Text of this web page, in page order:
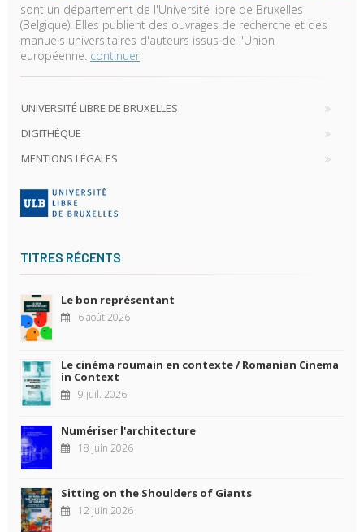
sont un département de l'Université libre de Bruxelles
(Belgique). Elles publient des ouvrages de recherche et des
manuels universitaires d'auteurs issus de l'Union
européenne. continuer
UNIVERSITÉ LIBRE DE BRUXELLES
DIGITHÈQUE
MENTIONS LÉGALES
TITRES RÉCENTS
Le bon représentant
6 août 2026
Le cinéma roumain en contexte / Romanian Cinema
in Context
9 juil. 2026
Numériser l'architecture
18 juin 2026
Sitting on the Shoulders of Giants
12 juin 2026